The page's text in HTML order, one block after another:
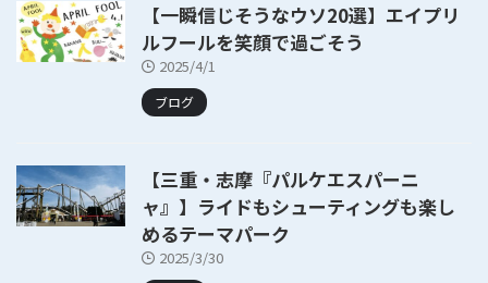
【一瞬信じそうなウソ20選】エイプリ
ルフールを笑顔で過ごそう
2025/4/1
ブログ
【三重・志摩『パルケエスパーニ
ャ』】ライドもシューティングも楽し
めるテーマパーク
2025/3/30